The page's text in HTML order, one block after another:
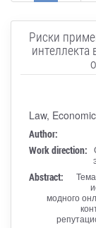
Риски
Law,
Author:
Work direction:
Abstract:
модного